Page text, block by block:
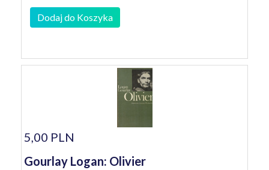
Dodaj do Koszyka
5,00 PLN
Gourlay Logan: Olivier